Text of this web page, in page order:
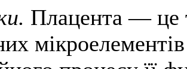
Плацента — це